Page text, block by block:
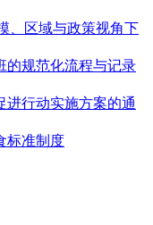
、区域与政策视角下
的规范化流程与记录
进行动实施方案的通
标准制度